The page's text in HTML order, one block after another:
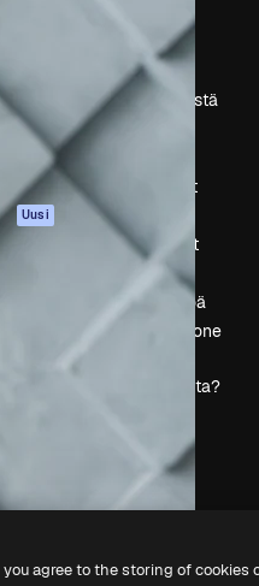
Uusi
Hinnoittelu
Tietoja meistä
Reviews
Hakutrendit
Blogi
Tapahtumat
Myy sisältöä
Lehdistöhuone
magnific.ai:ta?
agree to the storing of cookies